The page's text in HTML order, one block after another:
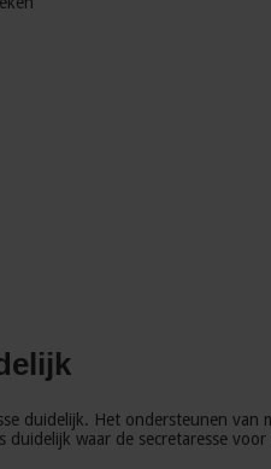
duidelijk. Het ondersteunen
waar de secretaresse